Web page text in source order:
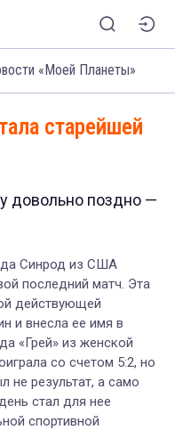
«Моей Планеты»
старейшей
довольно поздно —
Синрод из США
последний матч. Эта
действующей
и внесла ее имя в
«Грей» из женской
со счетом 5:2, но
не результат, а само
стал для нее
спортивной